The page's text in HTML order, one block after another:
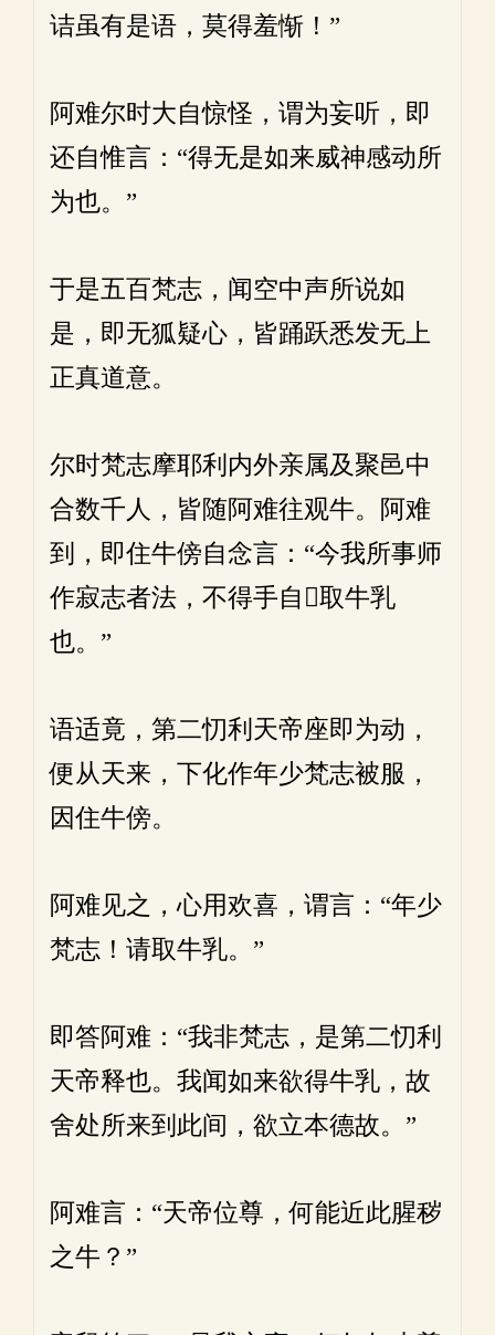
诘虽有是语，莫得羞惭！”
阿难尔时大自惊怪，谓为妄听，即
还自惟言：“得无是如来威神感动所
为也。”
于是五百梵志，闻空中声所说如
是，即无狐疑心，皆踊跃悉发无上
正真道意。
尔时梵志摩耶利内外亲属及聚邑中
合数千人，皆随阿难往观牛。阿难
到，即住牛傍自念言：“今我所事师
作寂志者法，不得手自𤛓取牛乳
也。”
语适竟，第二忉利天帝座即为动，
便从天来，下化作年少梵志被服，
因住牛傍。
阿难见之，心用欢喜，谓言：“年少
梵志！请取牛乳。”
即答阿难：“我非梵志，是第二忉利
天帝释也。我闻如来欲得牛乳，故
舍处所来到此间，欲立本德故。”
阿难言：“天帝位尊，何能近此腥秽
之牛？”